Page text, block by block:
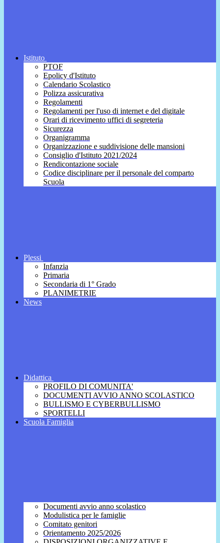
Istituto
PTOF
Epolicy d'Istituto
Calendario Scolastico
Polizza assicurativa
Regolamenti
Regolamenti per l'uso di internet e del digitale
Orari di ricevimento uffici di segreteria
Sicurezza
Organigramma
Organizzazione e suddivisione delle mansioni
Consiglio d'Istituto 2021/2024
Rendicontazione sociale
Codice disciplinare per il personale del comparto
Scuola
Plessi
Infanzia
Primaria
Secondaria di 1° Grado
PLANIMETRIE
News
Didattica
PROFILO DI COMUNITA'
DOCUMENTI AVVIO ANNO SCOLASTICO
BULLISMO E CYBERBULLISMO
SPORTELLI
Scuola Famiglia
Documenti avvio anno scolastico
Modulistica per le famiglie
Comitato genitori
Orientamento 2025/2026